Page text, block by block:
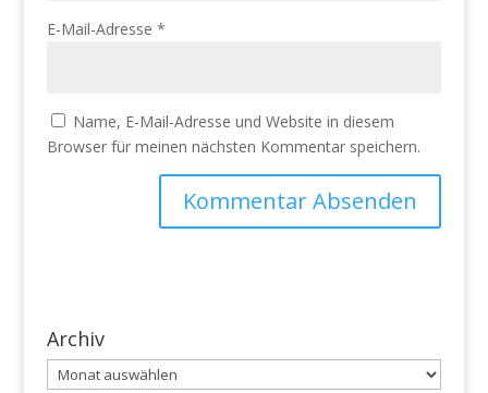
E-Mail-Adresse *
Name, E-Mail-Adresse und Website in diesem
Browser für meinen nächsten Kommentar speichern.
Archiv
Archiv